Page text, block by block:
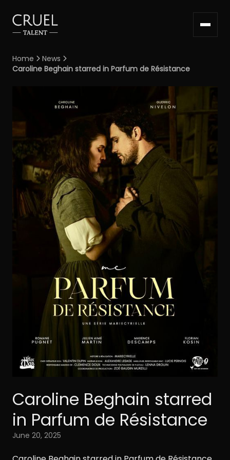
Home  News 
Caroline Beghain starred in Parfum de Résistance
Caroline Beghain starred
in Parfum de Résistance
June 20, 2025